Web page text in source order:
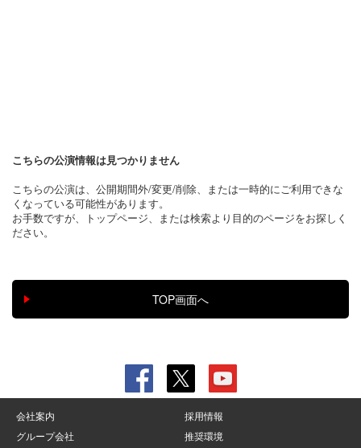
こちらの公演情報は見つかりません
こちらの公演は、公開期間外/変更/削除、または一時的にご利用できな
くなっている可能性があります。
お手数ですが、トップページ、または検索より目的のページをお探しく
ださい。
会社案内
採用情報
グループ会社
推奨環境